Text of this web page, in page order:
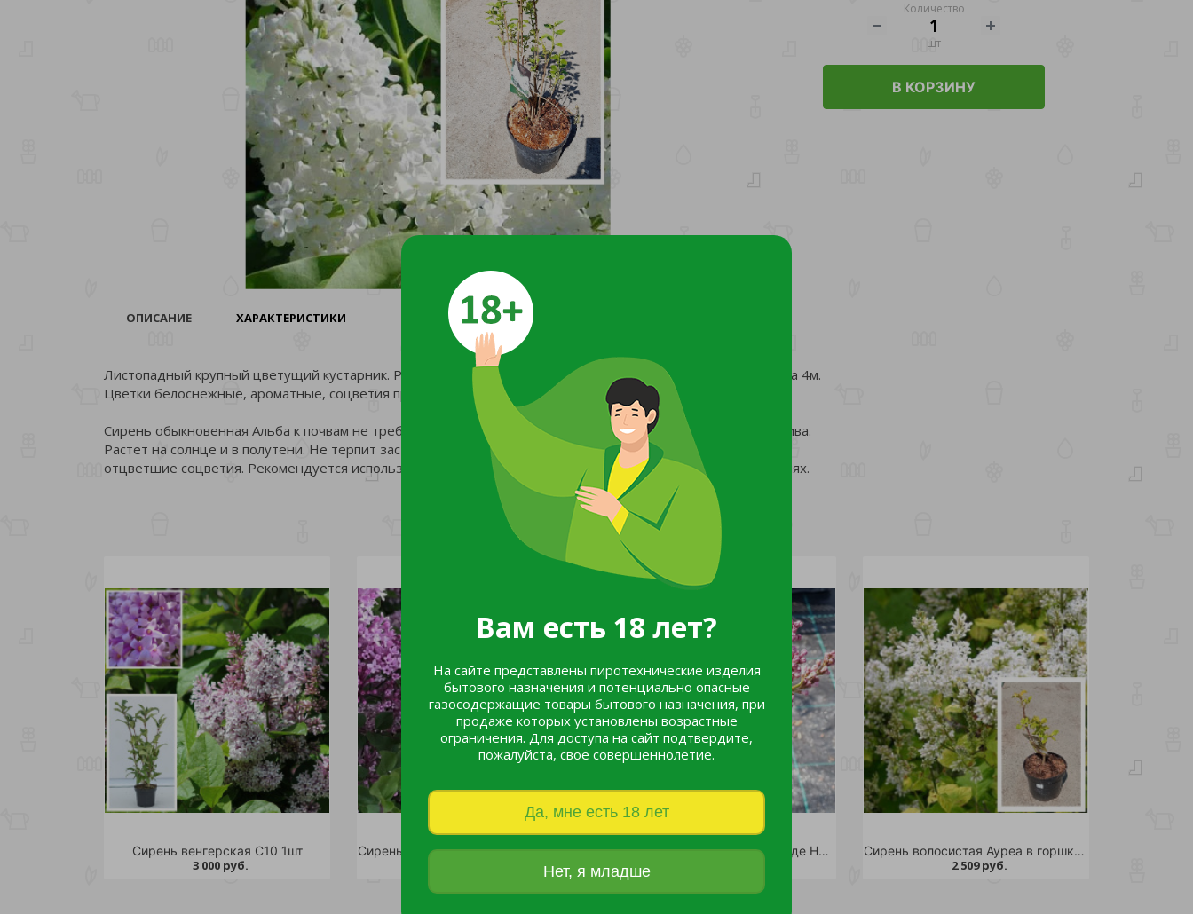
Вам есть 18 лет?
На сайте представлены пиротехнические изделия
бытового назначения и потенциально опасные
газосодержащие товары бытового назначения, при
продаже которых установлены возрастные
ограничения. Для доступа на сайт подтвердите,
пожалуйста, свое совершеннолетие.
Да, мне есть 18 лет
Нет, я младше
Количество
шт
В КОРЗИНУ
ОПИСАНИЕ ХАРАКТЕРИСТИКИ
Листопадный крупный цветущий кустарник. Растет быстро, ежегодный прирост 30 см. Высота 4 м, ширина 4м.
Цветки белоснежные, ароматные, соцветия примерно 15 см длиной. Цветет в мае-июне.
Сирень обыкновенная Альба к почвам не требовательна, морозостойкая, засухоустойчивая, ветроустойчива.
Растет на солнце и в полутени. Не терпит застоя воды и кислых почв. Необходимо удалять поросль и
отцветшие соцветия. Рекомендуется использовать как солитер, в живых изгородях и садовых композициях.
Сирень венгерская С10 1шт
3 000 руб.
Сирень Мейера Лилифи Коджубелла С12 1шт Сирень обыкновенная Белль де Ненси С2-3 1шт /Syringa vulgaris Belle de Nancy Сирень волосистая Ауреа в горшке 7.5 л 1шт
2 509 руб.